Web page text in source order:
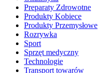
Preparaty Zdrowotne
Produkty Kobiece
Produkty Przemysłowe
Rozrywka
Sport
Sprzęt medyczny
Technologie
Transport towarów